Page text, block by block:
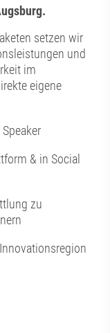
setzen wir
und
im
eigene
& in Social
zu